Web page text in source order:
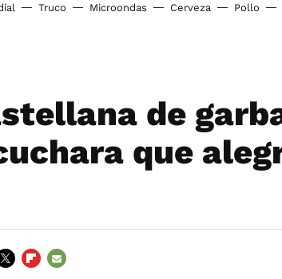
Truco Microondas Cerveza Pollo
de
que